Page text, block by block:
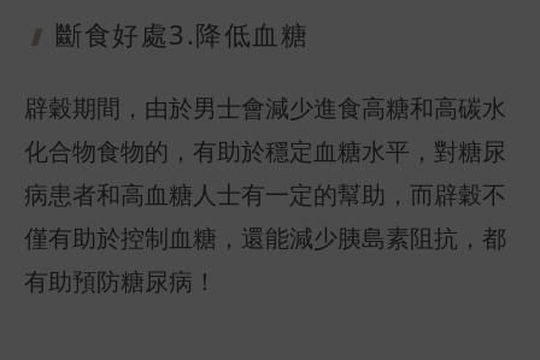
斷食好處3.降低血糖
辟穀期間，由於男士會減少進食高糖和高碳水
化合物食物的，有助於穩定血糖水平，對糖尿
病患者和高血糖人士有一定的幫助，而辟穀不
僅有助於控制血糖，還能減少胰島素阻抗，都
有助預防糖尿病！